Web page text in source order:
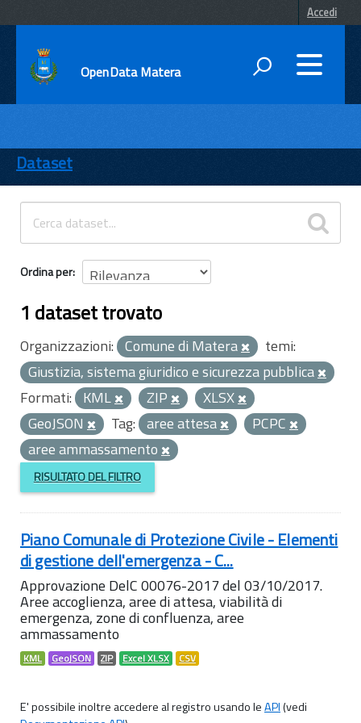
Accedi
OpenData Matera
ENTI
TEMI
INFORMAZIONI
Dataset
Ordina per
1 dataset trovato
Organizzazioni: Comune di Matera
temi:
Giustizia, sistema giuridico e sicurezza pubblica
Formati: KML ZIP
XLSX
GeoJSON
Tag: aree attesa
PCPC
aree ammassamento
RISULTATO DEL FILTRO
Piano Comunale di Protezione Civile - Elementi
di gestione dell'emergenza - C...
Approvazione DelC 00076-2017 del 03/10/2017.
Aree accoglienza, aree di attesa, viabilità di
emergenza, zone di confluenza, aree
ammassamento
KML GeoJSON ZIP Excel XLSX CSV
E' possibile inoltre accedere al registro usando leAPI(vedi